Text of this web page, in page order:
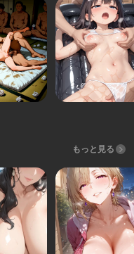
もっと見る